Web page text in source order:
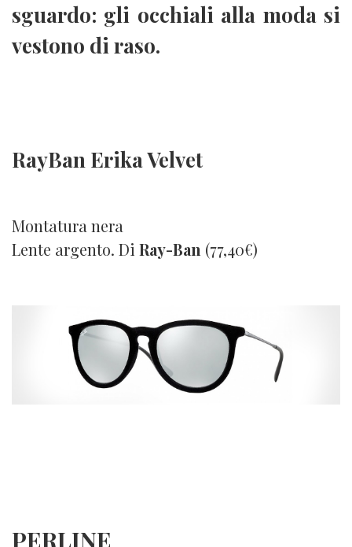
sguardo: gli occhiali alla moda si
vestono di raso.
RayBan Erika Velvet
Montatura nera
Lente argento. Di Ray-Ban (77,40€)
PERLINE